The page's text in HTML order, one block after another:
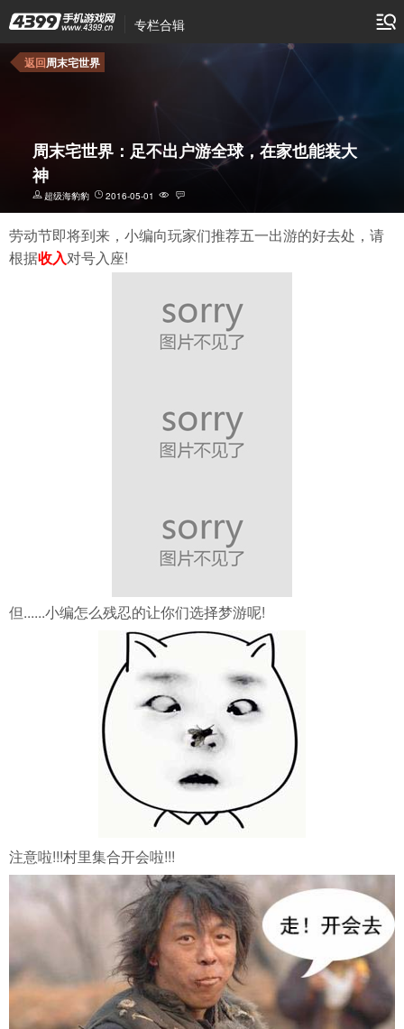
专栏合辑
返回周末宅世界
周末宅世界：足不出户游全球，在家也能装大
神
超级海豹豹 2016-05-01
劳动节即将到来，小编向玩家们推荐五一出游的好去处，请
根据收入对号入座!
但......小编怎么残忍的让你们选择梦游呢!
注意啦!!!村里集合开会啦!!!